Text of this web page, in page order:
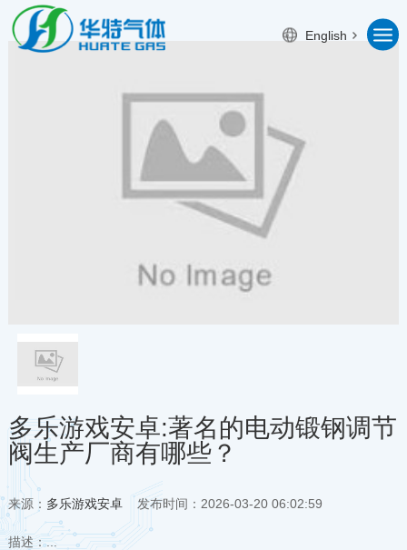
English
多乐游戏安卓:著名的电动锻钢调节
阀生产厂商有哪些？
来源： 多乐游戏安卓发布时间：2026-03-20 06:02:59
描述：...